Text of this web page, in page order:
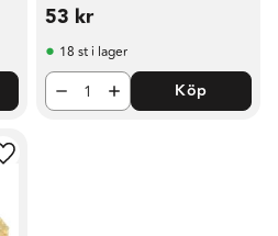
53 kr
18 st i lager
Köp
Lägg till i favoriter